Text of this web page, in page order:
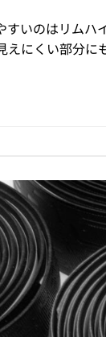
いのはリムハ
えにくい部分